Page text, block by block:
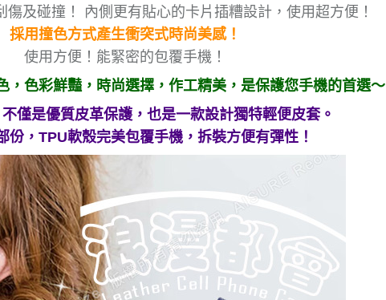
傷及碰撞！ 內側更有貼心的卡片插糟設計，使用超方便！
採用撞色方式產生衝突式時尚美感！
使用方便！能緊密的包覆手機！
，色彩鮮豔，時尚選擇，作工精美，是保護您手機的首選～
僅是優質皮革保護，也是一款設計獨特輕便皮套。
份，TPU軟殼完美包覆手機，拆裝方便有彈性！